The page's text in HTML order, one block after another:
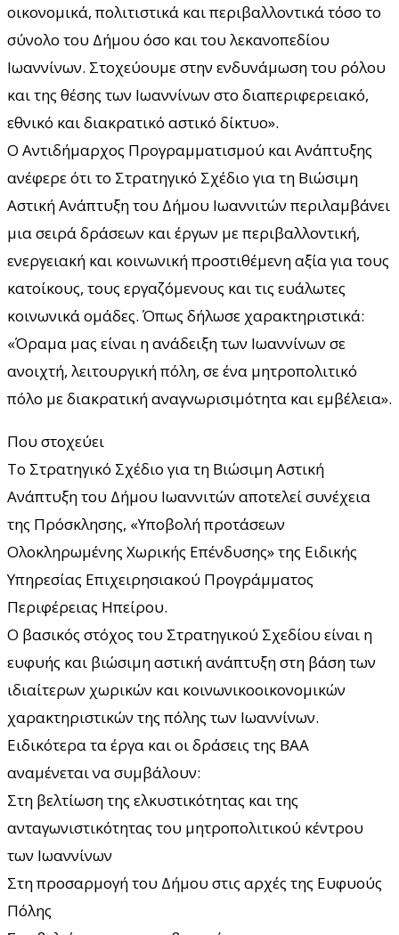
οικονομικά, πολιτιστικά και περιβαλλοντικά τόσο το
σύνολο του Δήμου όσο και του λεκανοπεδίου
Ιωαννίνων. Στοχεύουμε στην ενδυνάμωση του ρόλου
και της θέσης των Ιωαννίνων στο διαπεριφερειακό,
εθνικό και διακρατικό αστικό δίκτυο».
Ο Αντιδήμαρχος Προγραμματισμού και Ανάπτυξης
ανέφερε ότι το Στρατηγικό Σχέδιο για τη Βιώσιμη
Αστική Ανάπτυξη του Δήμου Ιωαννιτών περιλαμβάνει
μια σειρά δράσεων και έργων με περιβαλλοντική,
ενεργειακή και κοινωνική προστιθέμενη αξία για τους
κατοίκους, τους εργαζόμενους και τις ευάλωτες
κοινωνικά ομάδες. Όπως δήλωσε χαρακτηριστικά:
«Όραμα μας είναι η ανάδειξη των Ιωαννίνων σε
ανοιχτή, λειτουργική πόλη, σε ένα μητροπολιτικό
πόλο με διακρατική αναγνωρισιμότητα και εμβέλεια».
Που στοχεύει
Το Στρατηγικό Σχέδιο για τη Βιώσιμη Αστική
Ανάπτυξη του Δήμου Ιωαννιτών αποτελεί συνέχεια
της Πρόσκλησης, «Υποβολή προτάσεων
Ολοκληρωμένης Χωρικής Επένδυσης» της Ειδικής
Υπηρεσίας Επιχειρησιακού Προγράμματος
Περιφέρειας Ηπείρου.
Ο βασικός στόχος του Στρατηγικού Σχεδίου είναι η
ευφυής και βιώσιμη αστική ανάπτυξη στη βάση των
ιδιαίτερων χωρικών και κοινωνικοοικονομικών
χαρακτηριστικών της πόλης των Ιωαννίνων.
Ειδικότερα τα έργα και οι δράσεις της ΒΑΑ
αναμένεται να συμβάλουν:
Στη βελτίωση της ελκυστικότητας και της
ανταγωνιστικότητας του μητροπολιτικού κέντρου
των Ιωαννίνων
Στη προσαρμογή του Δήμου στις αρχές της Ευφυούς
Πόλης